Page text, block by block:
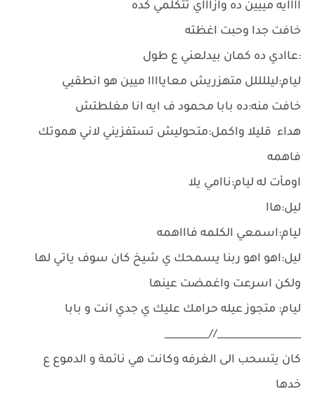
اااايه مييين ده وازاااي تتكلمي كده
خافت جدا وحبت اغظته
:عاادي ده كمان بيدلعني ع طول
ليام:ليللللل متهزريش معاياااا ميين هو انطقيي
خافت منه:ده بابا محمود ف ايه انا مغلطتش
هداء قليلا واكمل:متحوليش تستفزيني لاني هموتك
فاهمه
اومأت له ليام:ناامي يلا
ليل:هاا
ليام:اسمعي الكلمه فاااهمه
ليل:اهو اهو ربنا يسمحك ي شيخ كان سوف ياتي لها
ولكن اسرعت واغمضت عينها
ليام: متجوز عيله حرامك عليك ي جدي انت و بابا
_________________//_________
كان يتسحب الى الغرفه وكانت هي نائمة و الدموع ع
خدها